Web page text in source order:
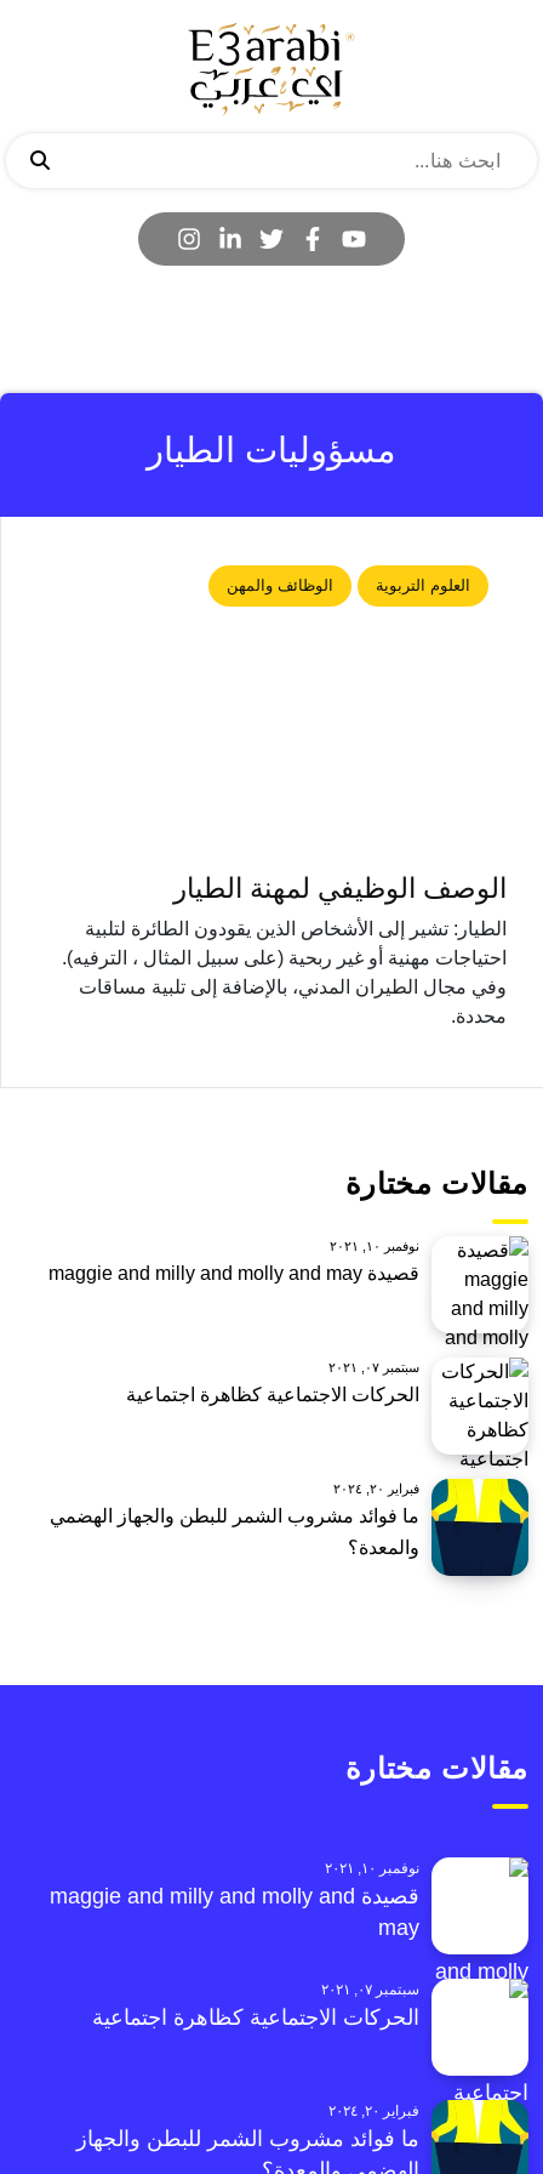
مسؤوليات الطيار
العلوم التربوية الوظائف والمهن
الوصف الوظيفي لمهنة الطيار
الطيار: تشير إلى الأشخاص الذين يقودون الطائرة لتلبية
احتياجات مهنية أو غير ربحية (على سبيل المثال ، الترفيه).
وفي مجال الطيران المدني، بالإضافة إلى تلبية مساقات
محددة.
مقالات مختارة
نوفمبر ١٠, ٢٠٢١
قصيدة maggie and milly and molly and may
سبتمبر ٠٧, ٢٠٢١
الحركات الاجتماعية كظاهرة اجتماعية
فبراير ٢٠, ٢٠٢٤
ما فوائد مشروب الشمر للبطن والجهاز الهضمي
والمعدة؟
مقالات مختارة
نوفمبر ١٠, ٢٠٢١
قصيدة maggie and milly and molly and
may
سبتمبر ٠٧, ٢٠٢١
الحركات الاجتماعية كظاهرة اجتماعية
فبراير ٢٠, ٢٠٢٤
ما فوائد مشروب الشمر للبطن والجهاز